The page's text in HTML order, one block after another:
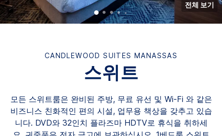
전체 보기
CANDLEWOOD SUITES MANASSAS
스위트
모든 스위트룸은 완비된 주방, 무료 유선 및 Wi-Fi 와 같은
비즈니스 친화적인 편의 시설, 업무용 책상을 갖추고 있습
니다. DVD와 32인치 플라즈마 HDTV로 휴식을 취하세